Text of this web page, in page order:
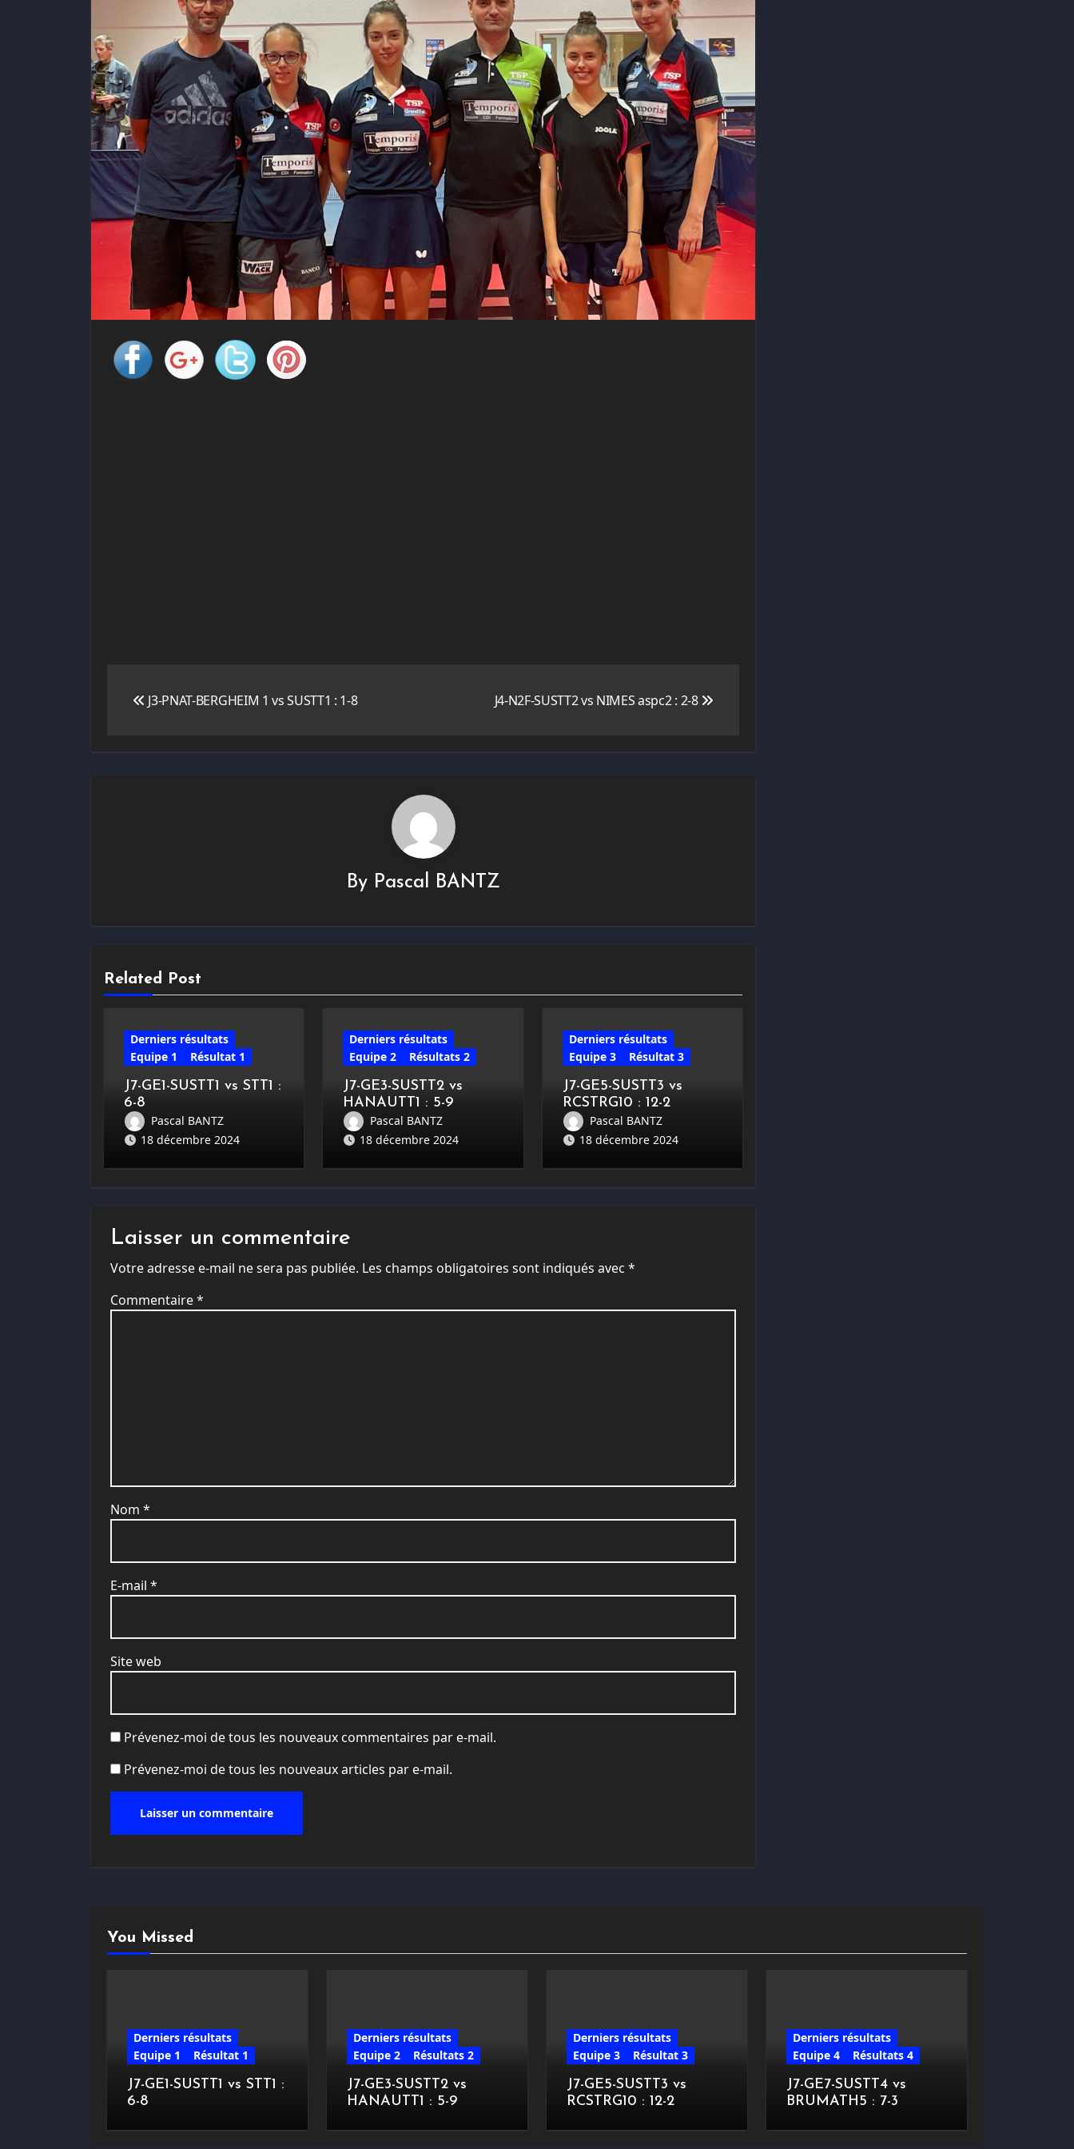
de
J3-PNAT-BERGHEIM 1 vs SUSTT1 : 1-8 J4-N2F-SUSTT2 vs NIMES aspc2 : 2-8
By Pascal BANTZ
Related Post
Derniers résultats
Equipe 1
Résultat 1
J7-GE1-SUSTT1 vs STT1 :
6-8
Pascal BANTZ
18 décembre 2024
Derniers résultats
Equipe 2
Résultats 2
J7-GE3-SUSTT2 vs
HANAUTT1 : 5-9
Pascal BANTZ
18 décembre 2024
Derniers résultats
Equipe 3
Résultat 3
J7-GE5-SUSTT3 vs
RCSTRG10 : 12-2
Pascal BANTZ
18 décembre 2024
Laisser un commentaire
Votre adresse e-mail ne sera pas publiée. Les champs obligatoires sont indiqués avec *
Commentaire*
Nom *
E-mail *
Site web
Prévenez-moi de tous les nouveaux commentaires par e-mail.
Prévenez-moi de tous les nouveaux articles par e-mail.
You Missed
Derniers résultats
Equipe 1
Résultat 1
J7-GE1-SUSTT1 vs STT1 :
6-8
Derniers résultats
Equipe 2
Résultats 2
J7-GE3-SUSTT2 vs
HANAUTT1 : 5-9
Derniers résultats
Equipe 3
Résultat 3
J7-GE5-SUSTT3 vs
RCSTRG10 : 12-2
Derniers résultats
Equipe 4
Résultats 4
J7-GE7-SUSTT4 vs
BRUMATH5 : 7-3